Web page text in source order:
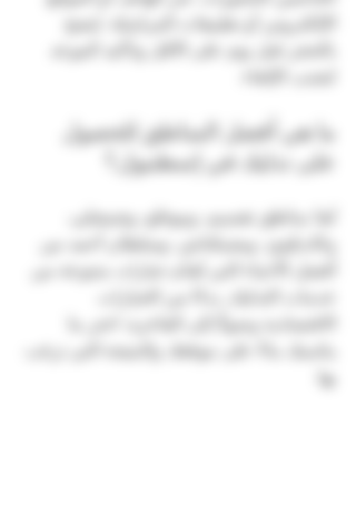
الإلكتروني أو تطبيقات المراسلة. يُنصح
بالحجز قبل يوم على الأقل وتأكيد الموعد
لتجنب الإلغاء.
ما هي أفضل المناطق للحصول
على تدليك في إسطنبول؟
تُعدّ مناطق تقسيم، وبيوغلو، وشيشلي،
وكاديكوي، وبشيكتاش، وسلطان أحمد من
أفضل الأحياء التي تُقدّم خيارات متنوعة من
خدمات التدليك، بدءًا من الخيارات
الاقتصادية وصولًا إلى الفاخرة. اختر ما
يناسبك بناءً على موقعك والنتيجة التي ترغب
بها.